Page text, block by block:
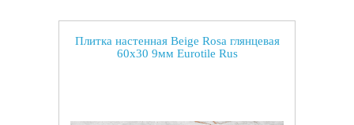
Плитка настенная Beige Rosa глянцевая
60x30 9мм Eurotile Rus